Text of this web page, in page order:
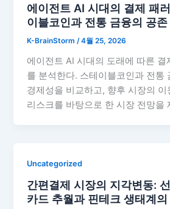
에이전트 AI 시대의 결제 패
이블코인과 전통 금융의 공
K-BrainStorm /4월 25, 2026
에이전트 AI 시대의 도래에 따른
를 분석한다. 스테이블코인과 전통
경제성을 비교하고, 향후 시장의 이
리스크를 바탕으로 한 시장 전망을
Uncategorized
간편결제 시장의 지각변동:
카드 추월과 핀테크 생태계